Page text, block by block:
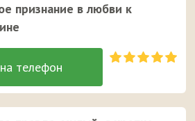
признание в любви к